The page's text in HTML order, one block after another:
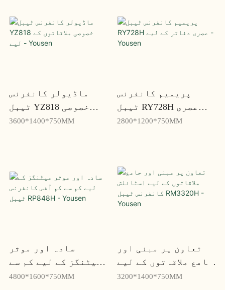
ماڈیولر کانفرنس
ٹیبل YZ818 خصوصی
ملاقاتوں کے لیے -
3600*1400*750MM
پریمیم کانفرنس
ٹیبل RY728H عصری
دفاتر کے لیے - Yousen2800*1200*750MM
سادہ اور موثر
میٹنگز کے لیے کم سے
کم آفس کانفرنس ٹیبل
4800*1600*750MM
تعاون پر مبنی اور
جامع ملاقاتوں کے لیے
اسٹائلش کانفرنس
3200*1400*750MM